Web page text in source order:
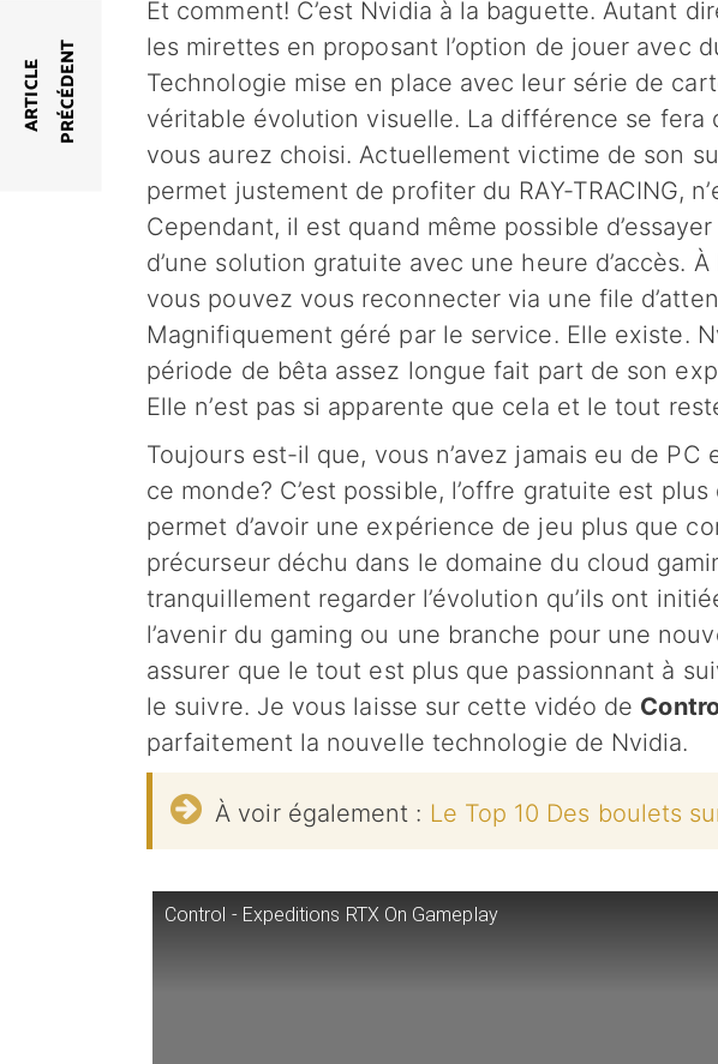
Et comment! C’est Nvidia à la baguette. Autant
les mirettes en proposant l’option de jouer avec
Technologie mise en place avec leur série de
véritable évolution visuelle. La différence se fera
vous aurez choisi. Actuellement victime de son
permet justement de profiter du RAY-TRACING,
Cependant, il est quand même possible
d’une solution gratuite avec une heure d’accès.
vous pouvez vous reconnecter via une file
Magnifiquement géré par le service. Elle existe.
période de bêta assez longue fait part de son
Elle n’est pas si apparente que cela et le tout
Toujours est-il que, vous n’avez jamais eu de
ce monde? C’est possible, l’offre gratuite est
permet d’avoir une expérience de jeu plus que
précurseur déchu dans le domaine du cloud
tranquillement regarder l’évolution qu’ils ont
l’avenir du gaming ou une branche pour une
assurer que le tout est plus que passionnant à
le suivre. Je vous laisse sur cette vidéo de
parfaitement la nouvelle technologie de Nvidia.
À voir également : Le Top 10 Des boulets
Control - Expeditions RTX On Gameplay
A
R
T
I
C
L
E
P
R
É
C
É
D
E
N T